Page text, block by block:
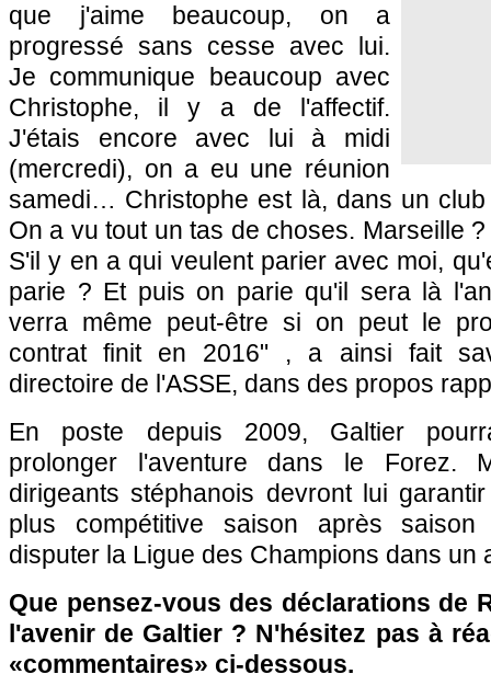
que j'aime beaucoup, on a
progressé sans cesse avec lui.
Je communique beaucoup avec
Christophe, il y a de l'affectif.
J'étais encore avec lui à midi
(mercredi), on a eu une réunion
samedi… Christophe est là, dans un
On a vu tout un tas de choses. Marseille
S'il y en a qui veulent parier avec moi,
parie ? Et puis on parie qu'il sera là
verra même peut-être si on peut le
contrat finit en 2016" , a ainsi fait
directoire de l'ASSE, dans des propos
En poste depuis 2009, Galtier
prolonger l'aventure dans le Forez.
dirigeants stéphanois devront lui
plus compétitive saison après
disputer la Ligue des Champions dans un
Que pensez-vous des déclarations de
l'avenir de Galtier ? N'hésitez pas à
«commentaires» ci-dessous.